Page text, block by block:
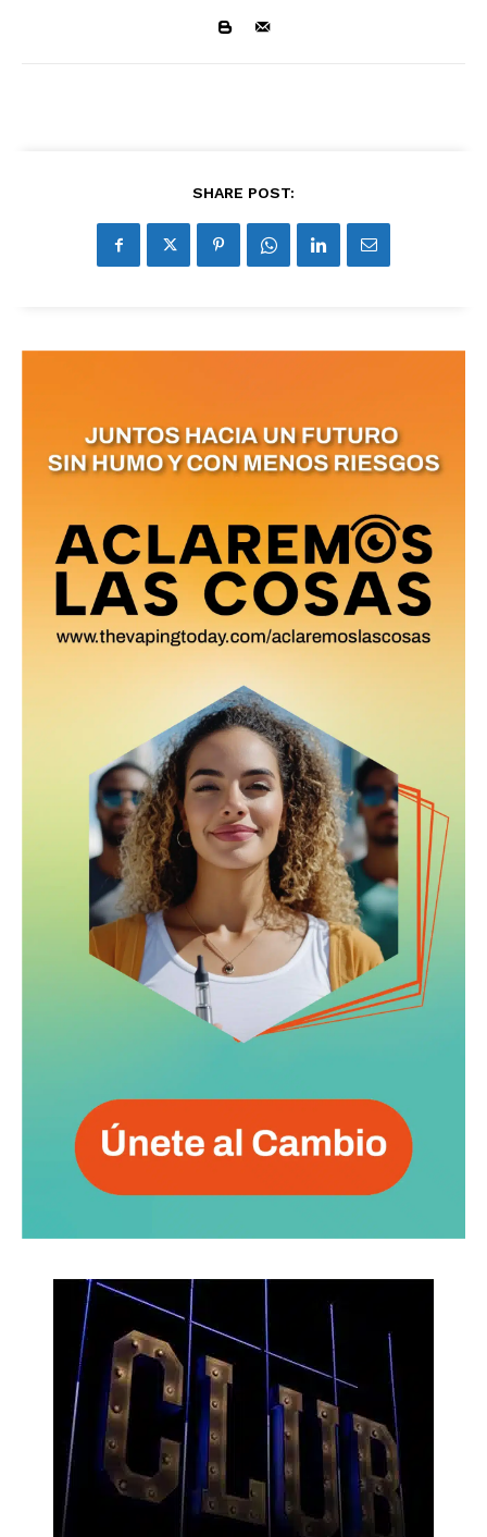
electrónico.
tobacco harm reduction in your email.
SUBSCRIBIRSE
SHARE POST: